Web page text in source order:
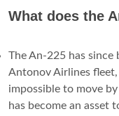
What does the
The An-225 has
Antonov Airlines
impossible to move
has become an